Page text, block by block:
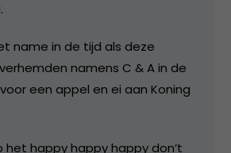
name in de tijd als deze
namens C & A in de
een appel en ei aan Koning
het happy happy happy don’t